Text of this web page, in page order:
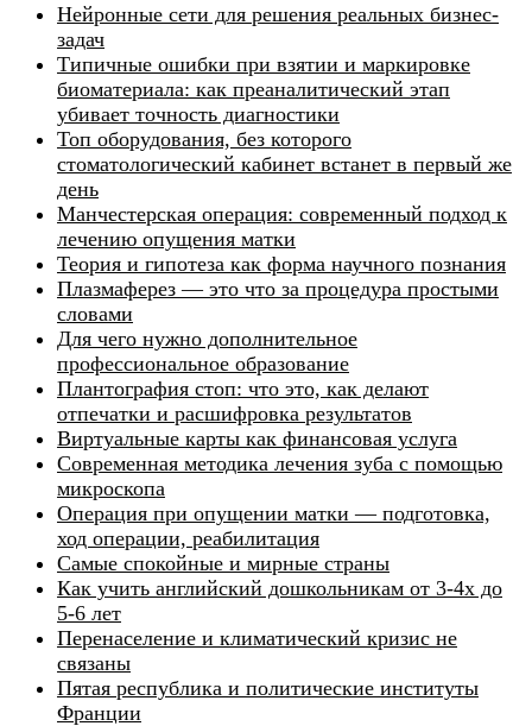
Нейронные сети для решения реальных бизнес-
задач
Типичные ошибки при взятии и маркировке
биоматериала: как преаналитический этап
убивает точность диагностики
Топ оборудования, без которого
стоматологический кабинет встанет в первый же
день
Манчестерская операция: современный подход к
лечению опущения матки
Теория и гипотеза как форма научного познания
Плазмаферез — это что за процедура простыми
словами
Для чего нужно дополнительное
профессиональное образование
Плантография стоп: что это, как делают
отпечатки и расшифровка результатов
Виртуальные карты как финансовая услуга
Современная методика лечения зуба с помощью
микроскопа
Операция при опущении матки — подготовка,
ход операции, реабилитация
Самые спокойные и мирные страны
Как учить английский дошкольникам от 3-4х до
5-6 лет
Перенаселение и климатический кризис не
связаны
Пятая республика и политические институты
Франции